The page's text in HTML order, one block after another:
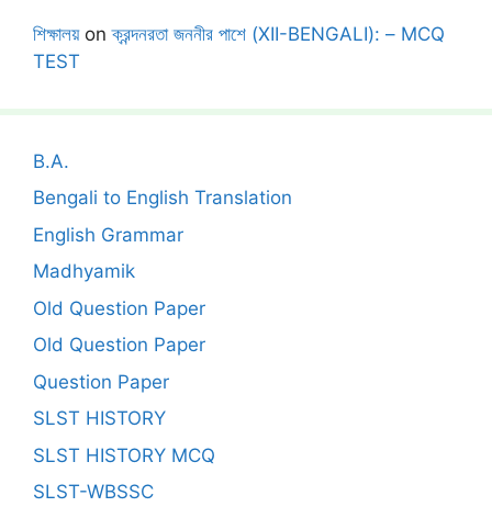
শিক্ষালয়onক্রন্দনরতা জননীর পাশে (XII-BENGALI): – MCQ
TEST
B.A.
Bengali to English Translation
English Grammar
Madhyamik
Old Question Paper
Old Question Paper
Question Paper
SLST HISTORY
SLST HISTORY MCQ
SLST-WBSSC